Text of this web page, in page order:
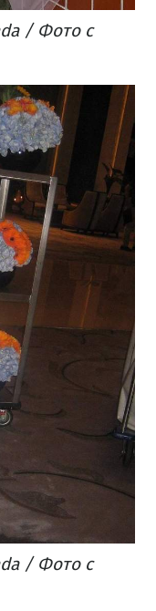
/ Фото с
/ Фото с